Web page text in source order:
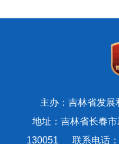
主办：吉林省发
地址：吉林省长春
130051 联系电话：